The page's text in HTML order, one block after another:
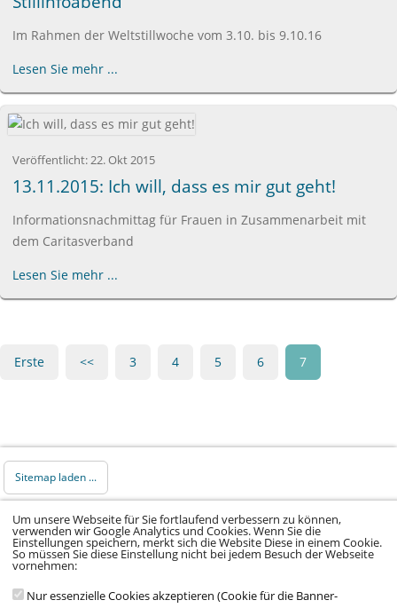
Im Rahmen der Weltstillwoche vom 3.10. bis 9.10.16
Lesen Sie mehr ...
Veröffentlicht:22. Okt 2015
13.11.2015: Ich will, dass es mir gut geht!
Informationsnachmittag für Frauen in Zusammenarbeit mit
dem Caritasverband
Lesen Sie mehr ...
Erste << 3 4 5 6 7
Sitemap laden ...
© 2026 Klinikum Würzburg Mitte gGmbH •
Impressum•Datenschutz• Datenschutz Social
Media•Kontakt
Um unsere Webseite für Sie fortlaufend verbessern zu können,
verwenden wir Google Analytics und Cookies. Wenn Sie die
Einstellungen speichern, merkt sich die Website Diese in einem Cookie.
So müssen Sie diese Einstellung nicht bei jedem Besuch der Webseite
vornehmen:
Nur essenzielle Cookies akzeptieren (Cookie für die Banner-